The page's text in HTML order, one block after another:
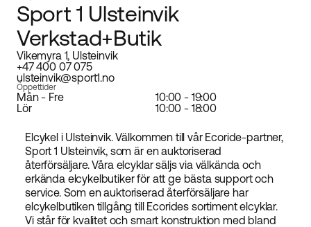
Sport 1 Ulsteinvik
Verkstad+Butik
Vikemyra 1, Ulsteinvik
+47 400 07 075
ulsteinvik@sport1.no
Öppettider
Mån - Fre
10:00 - 19:00
Lör
10:00 - 18:00
Elcykel i Ulsteinvik. Välkommen till vår Ecoride-partner,
Sport 1 Ulsteinvik, som är en auktoriserad
återförsäljare. Våra elcyklar säljs via välkända och
erkända elcykelbutiker för att ge bästa support och
service. Som en auktoriserad återförsäljare har
elcykelbutiken tillgång till Ecorides sortiment elcyklar.
Vi står för kvalitet och smart konstruktion med bland